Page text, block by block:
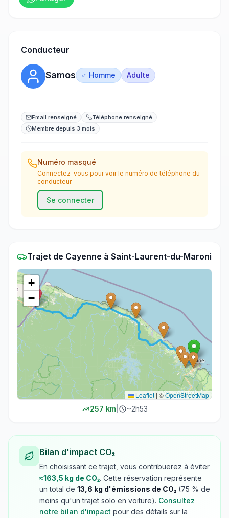
Conducteur
Samos ♂ Homme Adulte
Email renseigné
Téléphone renseigné
Membre depuis 3 mois
Numéro masqué
Connectez-vous pour voir le numéro de téléphone du
conducteur.
Se connecter
Trajet de Cayenne à Saint-Laurent-du-Maroni
+
−
Leaflet | ©OpenStreetMap
257 km| ~2h53
Bilan d'impact CO₂
En choisissant ce trajet, vous contribuerez à éviter
≈163,5 kg de CO₂. Cette réservation représente
un total de 13,6 kg d'émissions de CO₂ (75 % de
moins qu'un trajet solo en voiture). Consultez
notre bilan d'impact pour des détails sur la